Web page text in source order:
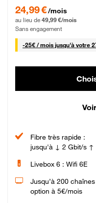
24,99 € par mois pendant 0
24,99 €/mois
au lieu de 49,99 €/mois
Sans engagement
-25€ / mois25 € par mois
jusqu'à votre
Fibre très rapide :
jusqu'à ↓ 2 Gbit/s ↑
Livebox 6 : Wifi 6E
Jusqu’à 200
option à 5€/mois